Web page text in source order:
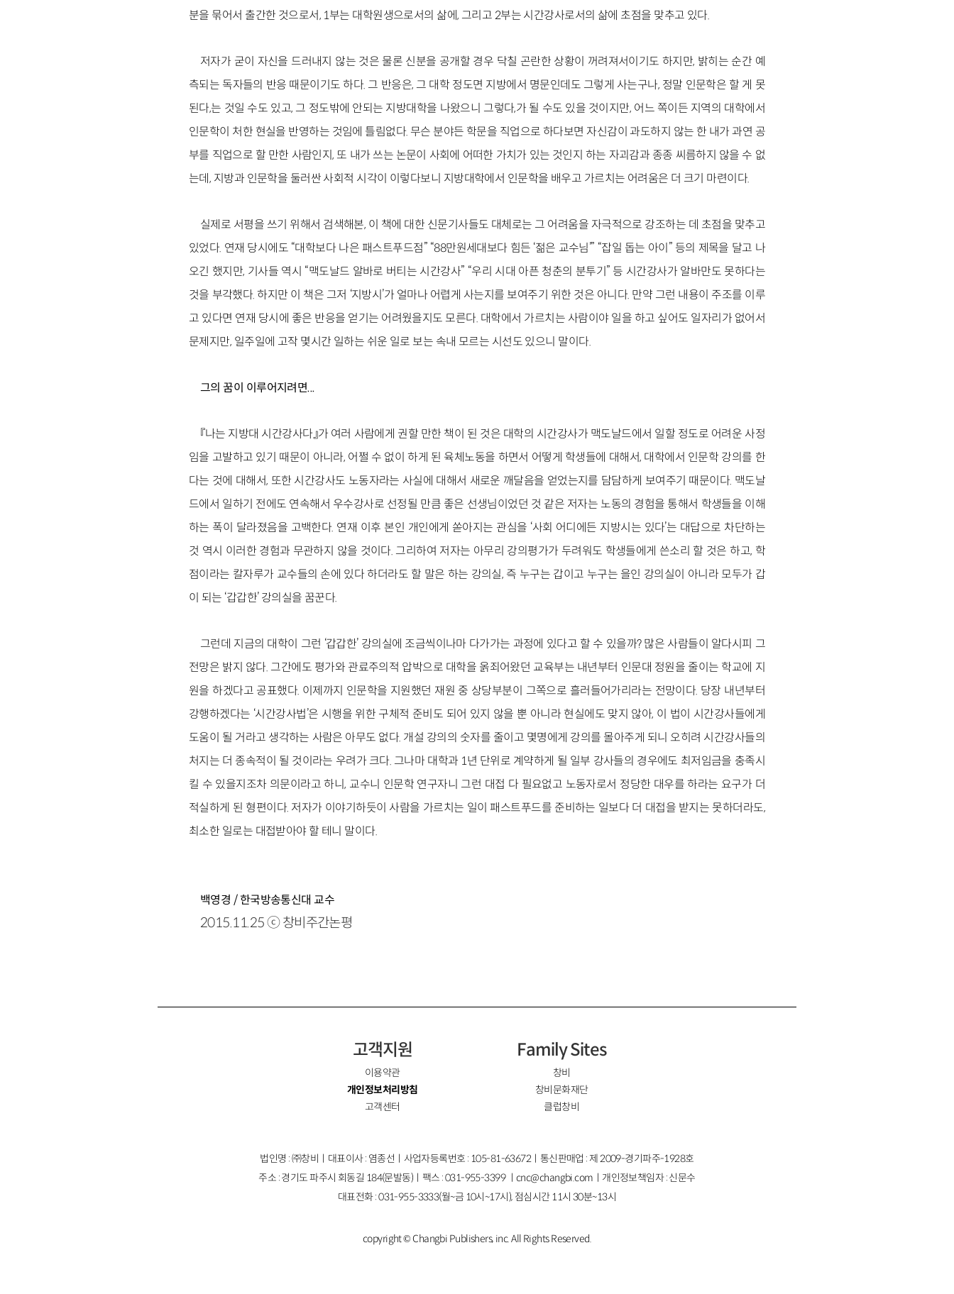
분을 묶어서 출간한 것으로서, 1부는 대학원생으로서의 삶에, 그리고 2부는 시간강사로서의 삶에 초점을 맞추고 있다.
저자가 굳이 자신을 드러내지 않는 것은 물론 신분을 공개할 경우 닥칠 곤란한 상황이 꺼려져서이기도 하지만, 밝히는 순간 예
측되는 독자들의 반응 때문이기도 하다. 그 반응은, 그 대학 정도면 지방에서 명문인데도 그렇게 사는구나, 정말 인문학은 할 게 못
된다,는 것일 수도 있고, 그 정도밖에 안되는 지방대학을 나왔으니 그렇다,가 될 수도 있을 것이지만, 어느 쪽이든 지역의 대학에서
인문학이 처한 현실을 반영하는 것임에 틀림없다. 무슨 분야든 학문을 직업으로 하다보면 자신감이 과도하지 않는 한 내가 과연 공
부를 직업으로 할 만한 사람인지, 또 내가 쓰는 논문이 사회에 어떠한 가치가 있는 것인지 하는 자괴감과 종종 씨름하지 않을 수 없
는데, 지방과 인문학을 둘러싼 사회적 시각이 이렇다보니 지방대학에서 인문학을 배우고 가르치는 어려움은 더 크기 마련이다.
실제로 서평을 쓰기 위해서 검색해본, 이 책에 대한 신문기사들도 대체로는 그 어려움을 자극적으로 강조하는 데 초점을 맞추고
있었다. 연재 당시에도 “대학보다 나은 패스트푸드점” “88만원세대보다 힘든 ‘젊은 교수님’” “잡일 돕는 아이” 등의 제목을 달고 나
오긴 했지만, 기사들 역시 “맥도날드 알바로 버티는 시간강사” “우리 시대 아픈 청춘의 분투기” 등 시간강사가 알바만도 못하다는
것을 부각했다. 하지만 이 책은 그저 ‘지방시’가 얼마나 어렵게 사는지를 보여주기 위한 것은 아니다. 만약 그런 내용이 주조를 이루
고 있다면 연재 당시에 좋은 반응을 얻기는 어려웠을지도 모른다. 대학에서 가르치는 사람이야 일을 하고 싶어도 일자리가 없어서
문제지만, 일주일에 고작 몇시간 일하는 쉬운 일로 보는 속내 모르는 시선도 있으니 말이다.
그의 꿈이 이루어지려면...
『나는 지방대 시간강사다』가 여러 사람에게 권할 만한 책이 된 것은 대학의 시간강사가 맥도날드에서 일할 정도로 어려운 사정
임을 고발하고 있기 때문이 아니라, 어쩔 수 없이 하게 된 육체노동을 하면서 어떻게 학생들에 대해서, 대학에서 인문학 강의를 한
다는 것에 대해서, 또한 시간강사도 노동자라는 사실에 대해서 새로운 깨달음을 얻었는지를 담담하게 보여주기 때문이다. 맥도날
드에서 일하기 전에도 연속해서 우수강사로 선정될 만큼 좋은 선생님이었던 것 같은 저자는 노동의 경험을 통해서 학생들을 이해
하는 폭이 달라졌음을 고백한다. 연재 이후 본인 개인에게 쏟아지는 관심을 ‘사회 어디에든 지방시는 있다’는 대답으로 차단하는
것 역시 이러한 경험과 무관하지 않을 것이다. 그리하여 저자는 아무리 강의평가가 두려워도 학생들에게 쓴소리 할 것은 하고, 학
점이라는 칼자루가 교수들의 손에 있다 하더라도 할 말은 하는 강의실, 즉 누구는 갑이고 누구는 을인 강의실이 아니라 모두가 갑
이 되는 ‘갑갑한’ 강의실을 꿈꾼다.
그런데 지금의 대학이 그런 ‘갑갑한’ 강의실에 조금씩이나마 다가가는 과정에 있다고 할 수 있을까? 많은 사람들이 알다시피 그
전망은 밝지 않다. 그간에도 평가와 관료주의적 압박으로 대학을 옭죄어왔던 교육부는 내년부터 인문대 정원을 줄이는 학교에 지
원을 하겠다고 공표했다. 이제까지 인문학을 지원했던 재원 중 상당부분이 그쪽으로 흘러들어가리라는 전망이다. 당장 내년부터
강행하겠다는 ‘시간강사법’은 시행을 위한 구체적 준비도 되어 있지 않을 뿐 아니라 현실에도 맞지 않아, 이 법이 시간강사들에게
도움이 될 거라고 생각하는 사람은 아무도 없다. 개설 강의의 숫자를 줄이고 몇명에게 강의를 몰아주게 되니 오히려 시간강사들의
처지는 더 종속적이 될 것이라는 우려가 크다. 그나마 대학과 1년 단위로 계약하게 될 일부 강사들의 경우에도 최저임금을 충족시
킬 수 있을지조차 의문이라고 하니, 교수니 인문학 연구자니 그런 대접 다 필요없고 노동자로서 정당한 대우를 하라는 요구가 더
적실하게 된 형편이다. 저자가 이야기하듯이 사람을 가르치는 일이 패스트푸드를 준비하는 일보다 더 대접을 받지는 못하더라도,
최소한 일로는 대접받아야 할 테니 말이다.
백영경 / 한국방송통신대 교수
2015.11.25 ⓒ 창비주간논평
고객지원
이용약관
개인정보처리방침
고객센터
Family Sites
창비
창비문화재단
클럽창비
법인명 : ㈜창비ㅣ대표이사 : 염종선ㅣ사업자등록번호 : 105-81-63672ㅣ통신판매업 : 제 2009-경기파주-1928호
주소 : 경기도 파주시 회동길 184(문발동)ㅣ팩스 : 031-955-3399 ㅣcnc@changbi.com ㅣ개인정보책임자 : 신문수
대표전화 : 031-955-3333(월~금 10시~17시), 점심시간 11시 30분~13시
copyright © Changbi Publishers, inc. All Rights Reserved.